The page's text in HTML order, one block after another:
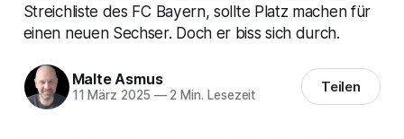
Streichliste des FC Bayern, sollte Platz machen für
einen neuen Sechser. Doch er biss sich durch.
Malte Asmus
11 März 2025 —2 Min. Lesezeit Teilen